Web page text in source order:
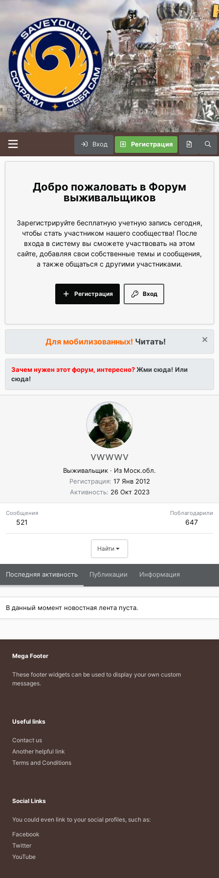
Вход Регистрация
Форум
выживальщиков
Зарегистрируйте бесплатную учетную запись сегодня,
чтобы стать участником нашего сообщества! После
входа в систему вы сможете участвовать на этом
сайте, добавляя свои собственные темы и сообщения,
а также общаться с другими участниками.
Вход
Регистрация
Для мобилизованных! Читать!
Зачем нужен этот форум, интересно?Жми сюда! Или
сюда!
vwwwv
Выживальщик · Из Моcк.обл.
Регистрация 17 Янв 2012
Активность 26 Окт 2023
Сообщения
521
Поблагодарили
647
Найти
Последняя активность Публикации Информация
В данный момент новостная лента пуста.
Mega Footer
These footer widgets can be used to display your own custom
messages.
Useful links
Contact us
Another helpful link
Terms and Conditions
Social Links
You could even link to your social profiles, such as:
Facebook
Twitter
YouTube